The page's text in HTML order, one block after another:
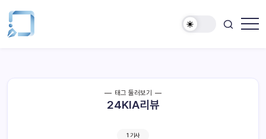
태그 둘러보기
24KIA리뷰
1 기사